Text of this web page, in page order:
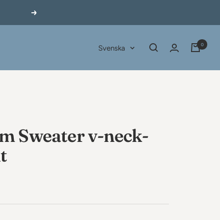
Nästa
Språk
Svenska 0
Sweater v-neck-